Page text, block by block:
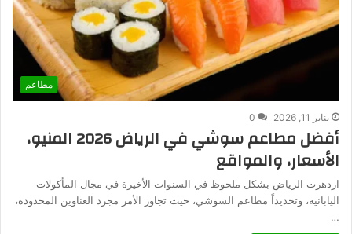
مطاعم
يناير 11, 2026 0
أفضل مطاعم سوشي في الرياض 2026 المنيو،
الأسعار، والمواقع
ازدهرت الرياض بشكل ملحوظ في السنوات الأخيرة في مجال المأكولات
اليابانية، وتحديداً مطاعم السوشي، حيث تجاوز الأمر مجرد العناوين المحدودة،
…